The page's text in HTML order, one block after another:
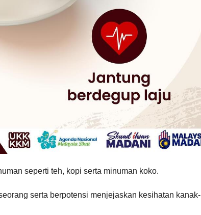
seperti teh, kopi serta minuman koko.
serta berpotensi menjejaskan kesihatan kanak-